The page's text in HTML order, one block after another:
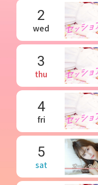
2
wed
3
thu
4
fri
5
sat